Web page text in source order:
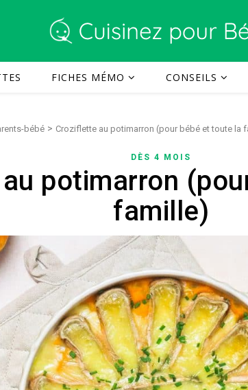
FICHES MÉMO CONSEILS
bébé > Croziflette au potimarron (pour bébé et toute la
DÈS 4 MOIS
potimarron
famille)